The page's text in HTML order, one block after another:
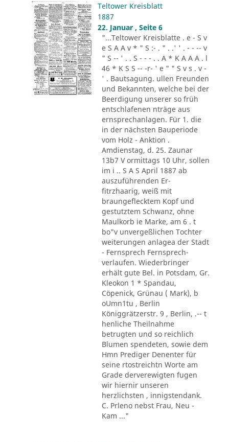
Teltower Kreisblatt
1887
22. Januar , Seite 6
"...Teltower Kreisblatte . e - S v
e S A A v * " S :- . " . .' ' . - - -- v
" S -- ' . . S - - - . . A * K A A A . l
46 * K S S -- -r- ' e " " S v s . v -
' . Bautsagung. ullen Freunden
und Bekannten, welche bei der
Beerdigung unserer so früh
entschlafenen nträge aus
ernsprechanlagen. Für 1. die
in der nächsten Bauperiode
vom Holz - Anktion .
Amdienstag, d. 25. Zaunar
13b7 V ormittags 10 Uhr, sollen
im i .. S A S April 1887 ab
auszuführenden Er-
fitrzhaarig, weiß mit
braungeflecktem Kopf und
gestutztem Schwanz, ohne
Maulkorb ie Marke, am 6 . t
bo"v unvergeßlichen Tochter
weiterungen anlagea der Stadt
- Fernsprech Fernsprech-
verlaufen. Wiederbringer
erhält gute Bel. in Potsdam, Gr.
Kleokon 1 * Spandau,
Cöpenick, Grünau ( Mark), b
oUmn1tu , Berlin
Königgrätzerstr. 9 , Berlin, .-- t
henliche Theilnahme
betrugten und so reichlich
Blumen spendeten, sowie dem
Hmn Prediger Denenter für
seine rtostreichtn Worte am
Grade derverewigten fugen
wir hiernir unseren
herzlichsten , innigstendank.
C. Prleno nebst Frau, Neu -
Kam ..."